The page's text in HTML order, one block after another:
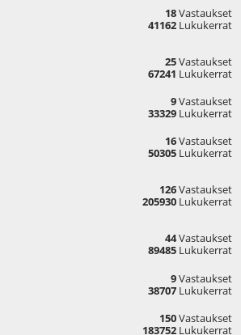
18Vastaukset
41162Lukukerrat
25Vastaukset
67241 Lukukerrat
9Vastaukset
33329Lukukerrat
16Vastaukset
50305Lukukerrat
126Vastaukset
205930Lukukerrat
44Vastaukset
89485Lukukerrat
9Vastaukset
38707Lukukerrat
150Vastaukset
183752Lukukerrat